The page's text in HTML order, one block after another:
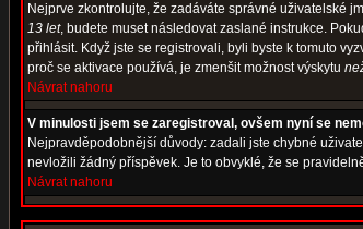
Nejprve zkontrolujte, že zadáváte správné uživatelské
13 let, budete muset následovat zaslané instrukce.
přihlásit. Když jste se registrovali, byli byste k tomuto
proč se aktivace používá, je zmenšit možnost výskytu
Návrat nahoru
V minulosti jsem se zaregistroval, ovšem nyní se
Nejpravděpodobnější důvody: zadali jste chybné
nevložili žádný příspěvek. Je to obvyklé, že se
Návrat nahoru